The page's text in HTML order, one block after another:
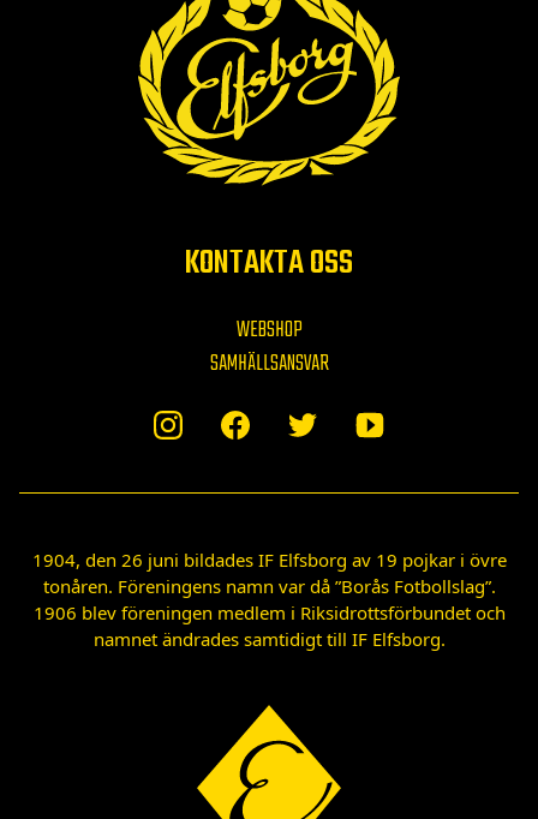
KONTAKTA OSS
WEBSHOP
SAMHÄLLSANSVAR
1904, den 26 juni bildades IF Elfsborg av 19 pojkar i övre
tonåren. Föreningens namn var då ”Borås Fotbollslag”.
1906 blev föreningen medlem i Riksidrottsförbundet och
namnet ändrades samtidigt till IF Elfsborg.